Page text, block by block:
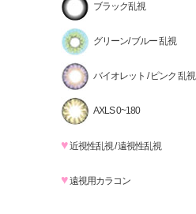
ブラック乱視
グリーン/ ブルー 乱視
バイオレット / ピンク 乱視
AXLS 0~180
♥近視性乱視 / 遠視性乱視
♥遠視用カラコン